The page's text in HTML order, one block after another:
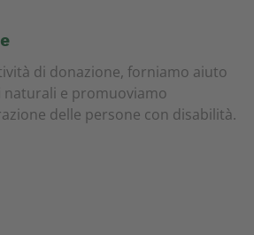
di donazione, forniamo aiuto
naturali e promuoviamo
delle persone con disabilità.